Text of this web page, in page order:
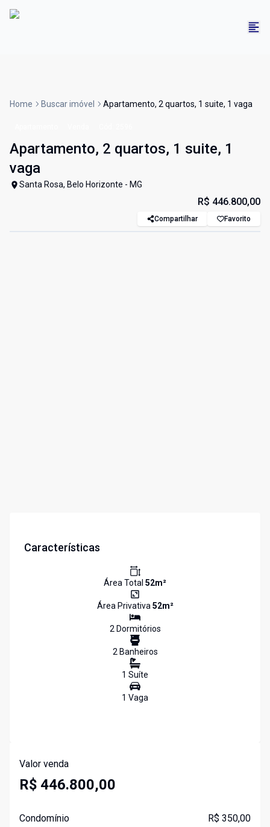
Home Buscar imóvel Apartamento, 2 quartos, 1 suite, 1 vaga
Apartamento, 2 quartos, 1 suite, 1
vaga
Santa Rosa, Belo Horizonte - MG
R$ 446.800,00
Compartilhar Favorito
Características
Área Total 52m²
Área Privativa52m²
2Dormitórios
2Banheiros
1 Suíte
1 Vaga
Valor venda
R$ 446.800,00
Condomínio R$ 350,00